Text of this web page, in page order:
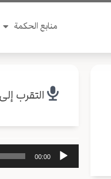
منابع الحكمة
التقرب
مشغل
00:00